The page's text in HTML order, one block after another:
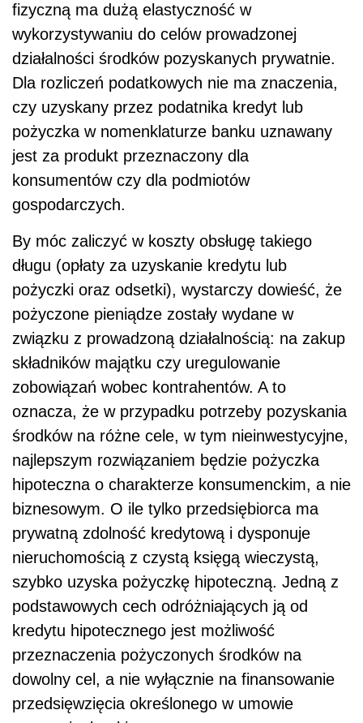
fizyczną ma dużą elastyczność w
wykorzystywaniu do celów prowadzonej
działalności środków pozyskanych prywatnie.
Dla rozliczeń podatkowych nie ma znaczenia,
czy uzyskany przez podatnika kredyt lub
pożyczka w nomenklaturze banku uznawany
jest za produkt przeznaczony dla
konsumentów czy dla podmiotów
gospodarczych.
By móc zaliczyć w koszty obsługę takiego
długu (opłaty za uzyskanie kredytu lub
pożyczki oraz odsetki), wystarczy dowieść, że
pożyczone pieniądze zostały wydane w
związku z prowadzoną działalnością: na zakup
składników majątku czy uregulowanie
zobowiązań wobec kontrahentów. A to
oznacza, że w przypadku potrzeby pozyskania
środków na różne cele, w tym nieinwestycyjne,
najlepszym rozwiązaniem będzie pożyczka
hipoteczna o charakterze konsumenckim, a nie
biznesowym. O ile tylko przedsiębiorca ma
prywatną zdolność kredytową i dysponuje
nieruchomością z czystą księgą wieczystą,
szybko uzyska pożyczkę hipoteczną. Jedną z
podstawowych cech odróżniających ją od
kredytu hipotecznego jest możliwość
przeznaczenia pożyczonych środków na
dowolny cel, a nie wyłącznie na finansowanie
przedsięwzięcia określonego w umowie